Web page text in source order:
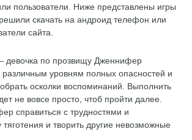
пользователи. Ниже представлены игры
скачать на андроид телефон или
сайта.
девочка по прозвищу Дженнифер
различным уровням полных опасностей и
осколки воспоминаний. Выполнить
не вовсе просто, чтоб пройти далее.
справиться с трудностями и
тяготения и творить другие невозможные